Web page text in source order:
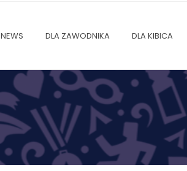
NEWS DLA ZAWODNIKA DLA KIBICA